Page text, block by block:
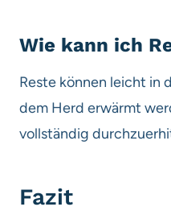
Wie kann ich
Reste können leicht in
dem Herd erwärmt
vollständig
Fazit